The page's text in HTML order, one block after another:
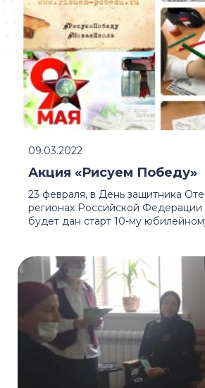
23 февраля, в День защитника
регионах Российской Федерации
будет дан старт 10-му
Акция «Рисуем Победу»
09.03.2022